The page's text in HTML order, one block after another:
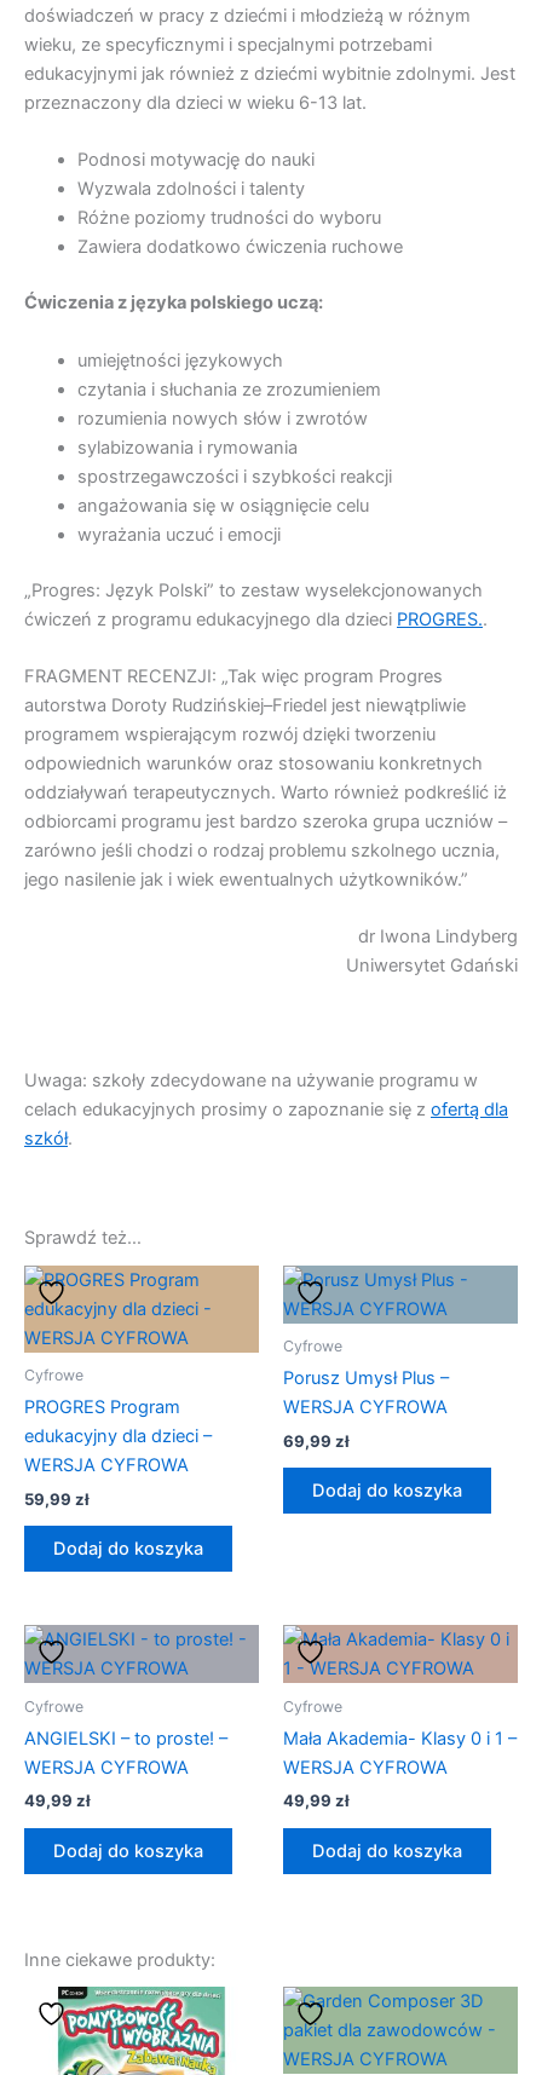
doświadczeń w pracy z dziećmi i młodzieżą w różnym
wieku, ze specyficznymi i specjalnymi potrzebami
edukacyjnymi jak również z dziećmi wybitnie zdolnymi. Jest
przeznaczony dla dzieci w wieku 6-13 lat.
Podnosi motywację do nauki
Wyzwala zdolności i talenty
Różne poziomy trudności do wyboru
Zawiera dodatkowo ćwiczenia ruchowe
Ćwiczenia z języka polskiego uczą:
umiejętności językowych
czytania i słuchania ze zrozumieniem
rozumienia nowych słów i zwrotów
sylabizowania i rymowania
spostrzegawczości i szybkości reakcji
angażowania się w osiągnięcie celu
wyrażania uczuć i emocji
„Progres: Język Polski” to zestaw wyselekcjonowanych
ćwiczeń z programu edukacyjnego dla dzieci PROGRES..
FRAGMENT RECENZJI: „Tak więc program Progres
autorstwa Doroty Rudzińskiej–Friedel jest niewątpliwie
programem wspierającym rozwój dzięki tworzeniu
odpowiednich warunków oraz stosowaniu konkretnych
oddziaływań terapeutycznych. Warto również podkreślić iż
odbiorcami programu jest bardzo szeroka grupa uczniów –
zarówno jeśli chodzi o rodzaj problemu szkolnego ucznia,
jego nasilenie jak i wiek ewentualnych użytkowników.”
dr Iwona Lindyberg
Uniwersytet Gdański
Uwaga: szkoły zdecydowane na używanie programu w
celach edukacyjnych prosimy o zapoznanie się z ofertą dla
szkół.
Sprawdź też…
Cyfrowe
PROGRES Program
edukacyjny dla dzieci –
WERSJA CYFROWA
59,99 zł
Dodaj do koszyka
Cyfrowe
Porusz Umysł Plus –
WERSJA CYFROWA
69,99 zł
Dodaj do koszyka
Cyfrowe
ANGIELSKI – to proste! –
WERSJA CYFROWA
49,99 zł
Dodaj do koszyka
Cyfrowe
Mała Akademia- Klasy 0 i 1 –
WERSJA CYFROWA
49,99 zł
Dodaj do koszyka
Inne ciekawe produkty: